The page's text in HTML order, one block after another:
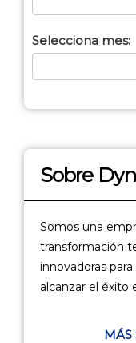
Selecciona mes:
Sobre
Somos una
transformación
innovadoras
alcanzar el éxito
MÁS